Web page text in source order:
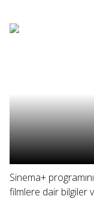
Sinema+
filmlere dair bilgiler